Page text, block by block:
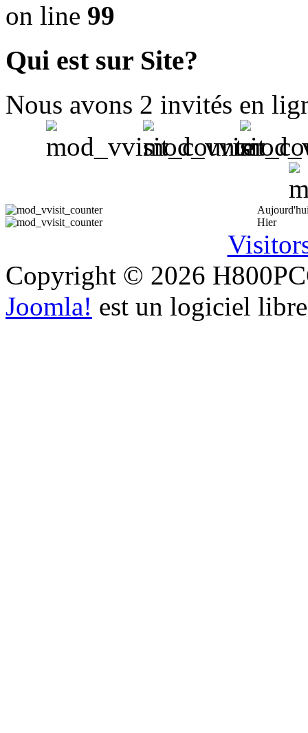
on line 99
Qui est sur Site?
Nous avons 2 invités en
Hier
Copyright © 2026
Joomla! est un logiciel